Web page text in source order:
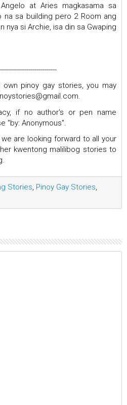
at Aries magkasama sa
na sa building pero 2 Room ang
nya si Archie, isa din sa Gwaping
pinoy gay stories, you may
if no author's or pen name
"by: Anonymous".
are looking forward to all your
kwentong malilibog stories to
Stories Pinoy Gay Stories